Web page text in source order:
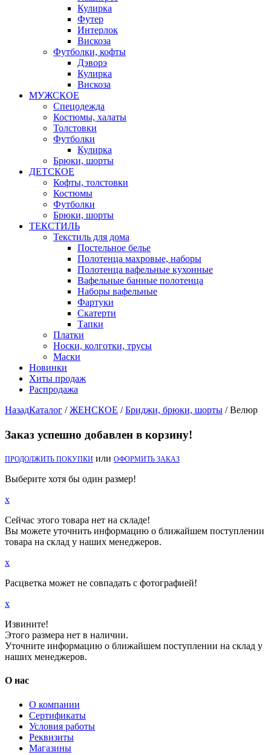
Кулирка
Футер
Интерлок
Вискоза
Футболки, кофты
Дэворэ
Кулирка
Вискоза
МУЖСКОЕ
Спецодежда
Костюмы, халаты
Толстовки
Футболки
Кулирка
Брюки, шорты
ДЕТСКОЕ
Кофты, толстовки
Костюмы
Футболки
Брюки, шорты
ТЕКСТИЛЬ
Текстиль для дома
Постельное белье
Полотенца махровые, наборы
Полотенца вафельные кухонные
Вафельные банные полотенца
Наборы вафельные
Фартуки
Скатерти
Тапки
Платки
Носки, колготки, трусы
Маски
Новинки
Хиты продаж
Распродажа
НазадКаталог /ЖЕНСКОЕ /Бриджи, брюки, шорты /Велюр
Заказ успешно добавлен в корзину!
ПРОДОЛЖИТЬ ПОКУПКИ или ОФОРМИТЬ ЗАКАЗ
Выберите хотя бы один размер!
x
Сейчас этого товара нет на складе!
Вы можете уточнить информацию о ближайшем поступлении
товара на склад у наших менеджеров.
x
Расцветка может не совпадать с фотографией!
x
Извините!
Этого размера нет в наличии.
Уточните информацию о ближайшем поступлении на склад у
наших менеджеров.
О нас
О компании
Сертификаты
Условия работы
Реквизиты
Магазины